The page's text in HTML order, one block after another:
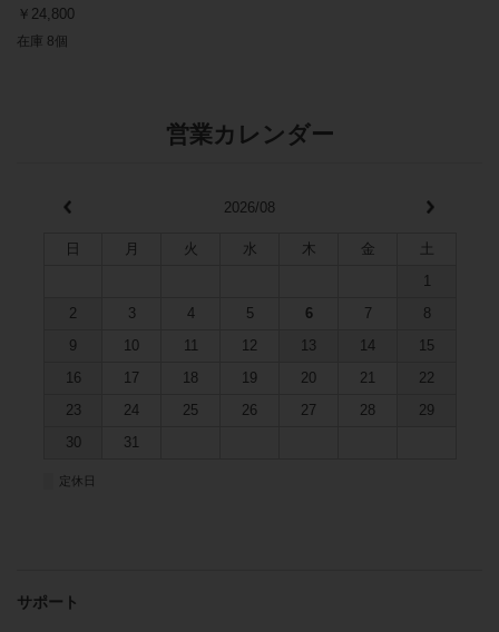
￥24,800
在庫 8個
営業カレンダー
2026/08
日 月 火 水 木 金
1
2
3 4 5 6 7
8
9
10 11 12 13 14
15
16
17 18 19 20 21
22
23
24 25 26 27 28
29
30
31
定休日
サポート